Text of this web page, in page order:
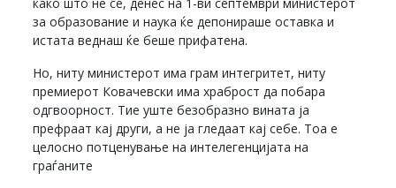
за образование и наука ќе депонираше оставка и
истата веднаш ќе беше прифатена.
Но, ниту министерот има грам интегритет, ниту
премиерот Ковачевски има храброст да побара
одгвоорност. Тие уште безобразно вината ја
префраат кај други, а не ја гледаат кај себе. Тоа е
целосно потценување на интелегенцијата на
граѓаните